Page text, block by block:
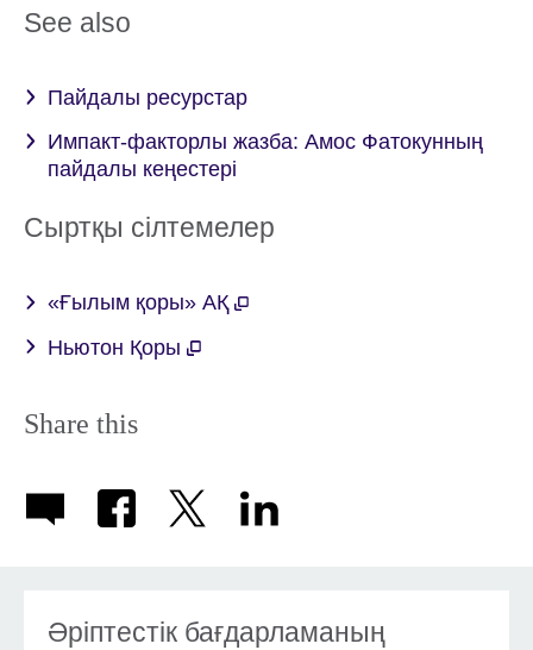
See also
Пайдалы ресурстар
Импакт-факторлы жазба: Амос Фатокунның
пайдалы кеңестері
Сыртқы сілтемелер
«Ғылым қоры» АҚ
Ньютон Қоры
Share this
Әріптестік бағдарламаның